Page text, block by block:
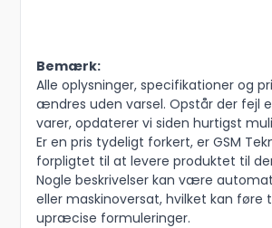
Bemærk:
Alle oplysninger, specifikationer og
ændres uden varsel. Opstår der fejl
varer, opdaterer vi siden hurtigst
Er en pris tydeligt forkert, er GSM
forpligtet til at levere produktet til
Nogle beskrivelser kan være
eller maskinoversat, hvilket kan føre
upræcise formuleringer.